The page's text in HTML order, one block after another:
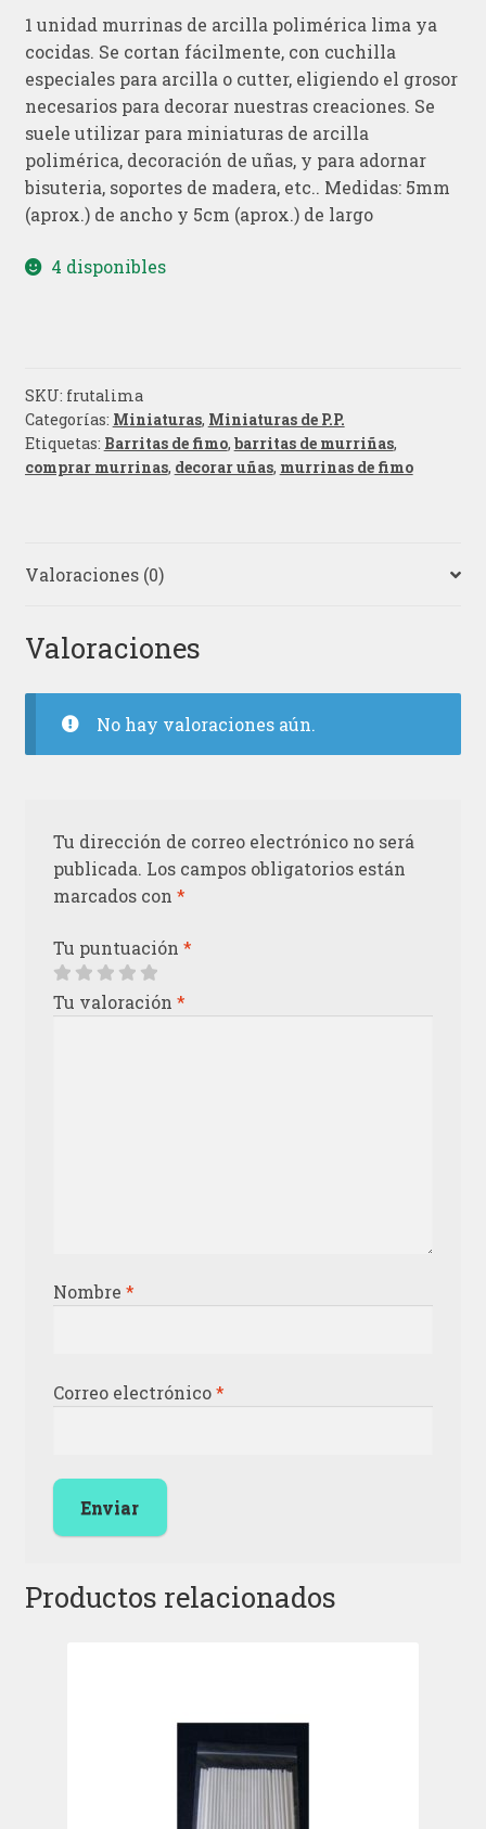
1 unidad murrinas de arcilla polimérica lima ya
cocidas. Se cortan fácilmente, con cuchilla
especiales para arcilla o cutter, eligiendo el grosor
necesarios para decorar nuestras creaciones. Se
suele utilizar para miniaturas de arcilla
polimérica, decoración de uñas, y para adornar
bisuteria, soportes de madera, etc.. Medidas: 5mm
(aprox.) de ancho y 5cm (aprox.) de largo
4 disponibles
SKU: frutalima
Categorías: Miniaturas, Miniaturas de P.P.
Etiquetas: Barritas de fimo, barritas de murriñas,
comprar murrinas, decorar uñas, murrinas de fimo
Valoraciones (0)
Valoraciones
No hay valoraciones aún.
Tu dirección de correo electrónico no será
publicada. Los campos obligatorios están
marcados con *
Tu puntuación *
Tu valoración *
Nombre *
Correo electrónico*
Productos relacionados